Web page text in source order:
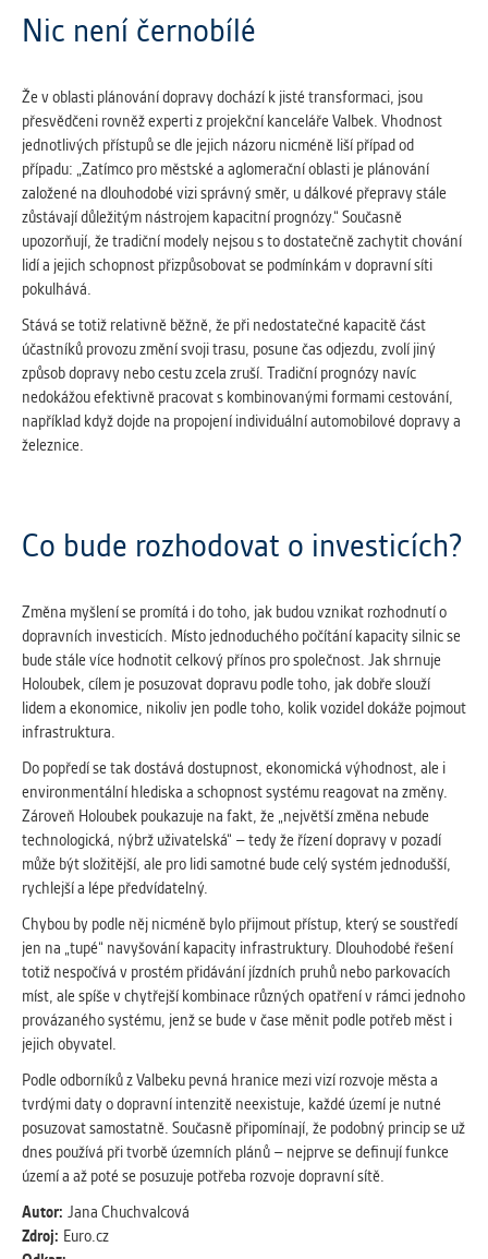
Nic není černobílé
Že v oblasti plánování dopravy dochází k jisté transformaci, jsou
přesvědčeni rovněž experti z projekční kanceláře Valbek. Vhodnost
jednotlivých přístupů se dle jejich názoru nicméně liší případ od
případu: „Zatímco pro městské a aglomerační oblasti je plánování
založené na dlouhodobé vizi správný směr, u dálkové přepravy stále
zůstávají důležitým nástrojem kapacitní prognózy.“ Současně
upozorňují, že tradiční modely nejsou s to dostatečně zachytit chování
lidí a jejich schopnost přizpůsobovat se podmínkám v dopravní síti
pokulhává.
Stává se totiž relativně běžně, že při nedostatečné kapacitě část
účastníků provozu změní svoji trasu, posune čas odjezdu, zvolí jiný
způsob dopravy nebo cestu zcela zruší. Tradiční prognózy navíc
nedokážou efektivně pracovat s kombinovanými formami cestování,
například když dojde na propojení individuální automobilové dopravy a
železnice.
Co bude rozhodovat o investicích?
Změna myšlení se promítá i do toho, jak budou vznikat rozhodnutí o
dopravních investicích. Místo jednoduchého počítání kapacity silnic se
bude stále více hodnotit celkový přínos pro společnost. Jak shrnuje
Holoubek, cílem je posuzovat dopravu podle toho, jak dobře slouží
lidem a ekonomice, nikoliv jen podle toho, kolik vozidel dokáže pojmout
infrastruktura.
Do popředí se tak dostává dostupnost, ekonomická výhodnost, ale i
environmentální hlediska a schopnost systému reagovat na změny.
Zároveň Holoubek poukazuje na fakt, že „největší změna nebude
technologická, nýbrž uživatelská“ – tedy že řízení dopravy v pozadí
může být složitější, ale pro lidi samotné bude celý systém jednodušší,
rychlejší a lépe předvídatelný.
Chybou by podle něj nicméně bylo přijmout přístup, který se soustředí
jen na „tupé“ navyšování kapacity infrastruktury. Dlouhodobé řešení
totiž nespočívá v prostém přidávání jízdních pruhů nebo parkovacích
míst, ale spíše v chytřejší kombinace různých opatření v rámci jednoho
provázaného systému, jenž se bude v čase měnit podle potřeb měst i
jejich obyvatel.
Podle odborníků z Valbeku pevná hranice mezi vizí rozvoje města a
tvrdými daty o dopravní intenzitě neexistuje, každé území je nutné
posuzovat samostatně. Současně připomínají, že podobný princip se už
dnes používá při tvorbě územních plánů – nejprve se definují funkce
území a až poté se posuzuje potřeba rozvoje dopravní sítě.
Autor: Jana Chuchvalcová
Zdroj: Euro.cz